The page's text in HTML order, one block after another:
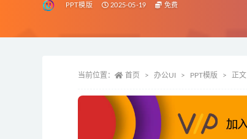
PPT模版 2025-05-19 免费
当前位置： 首页 办公UI PPT模版 正文